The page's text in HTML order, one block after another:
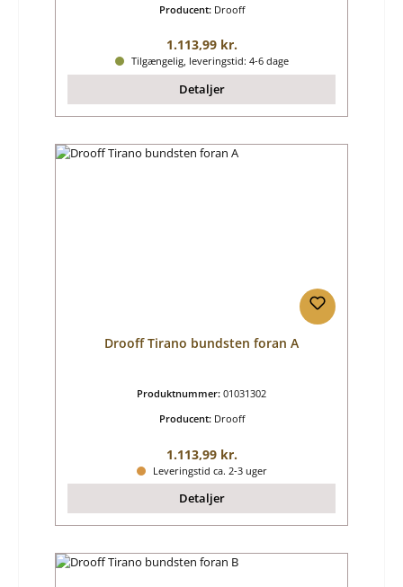
Producent: Drooff
Almindelig pris:
1.113,99 kr.
Tilgængelig, leveringstid: 4-6 dage
Detaljer
Drooff Tirano bundsten foran A
Produktnummer: 01031302
Producent: Drooff
Almindelig pris:
1.113,99 kr.
Leveringstid ca. 2-3 uger
Detaljer